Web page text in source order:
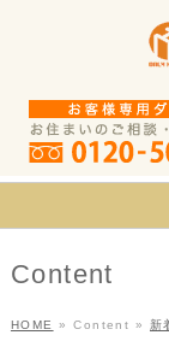
Content
HOME » Content » 新